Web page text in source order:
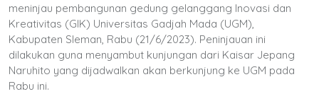
meninjau pembangunan gedung gelanggang Inovasi dan
Kreativitas (GIK) Universitas Gadjah Mada (UGM),
Kabupaten Sleman, Rabu (21/6/2023). Peninjauan ini
dilakukan guna menyambut kunjungan dari Kaisar Jepang
Naruhito yang dijadwalkan akan berkunjung ke UGM pada
Rabu ini.